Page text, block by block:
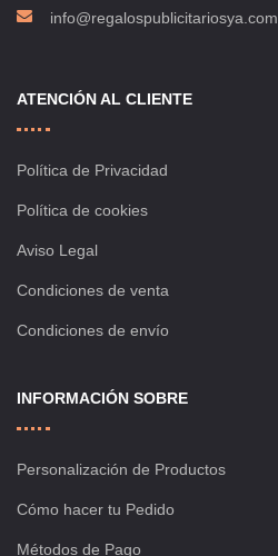
info@regalospublicitariosya.com
ATENCIÓN AL CLIENTE
Política de Privacidad
Política de cookies
Aviso Legal
Condiciones de venta
Condiciones de envío
INFORMACIÓN SOBRE
Personalización de Productos
Cómo hacer tu Pedido
Métodos de Pago